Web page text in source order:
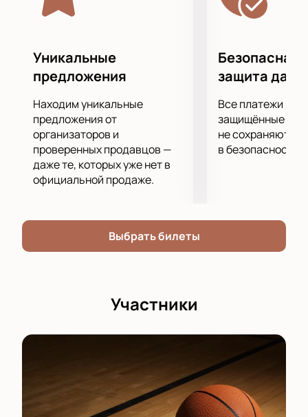
возможность
на нашем сайте. Это
спортивным азартом, который нельзя пропустить.
КСК Арена готова принять всех любителей
баскетбола в своих современных и комфортных
условиях. Здесь каждый найдет для себя что-то
особенное: от захватывающих игровых моментов
до атмосферы единства и поддержки болельщиков.
Спешите купить билеты на нашем сайте, чтобы
лично пережить эмоции, которые подарит этот
матч.
насладиться великолепной игрой! Матч «Зенит» -
«Парма» станет одним из самых ярких событий
этого сезона Единой Лиги ВТБ.
Уникальные
предложения
Находим уникальные
предложения от
организаторов и
проверенных продавцов —
даже те, которых уже нет в
официальной продаже.
Безопасная
защита
Все платежи
защищённые
не сохраняются
в безопасности.
Выбрать билеты
Участники